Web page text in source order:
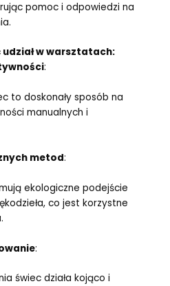
pomoc i odpowiedzi na
w warsztatach:
:
to doskonały sposób na
manualnych i
metod:
ekologiczne podejście
co jest korzystne
:
świec działa kojąco i